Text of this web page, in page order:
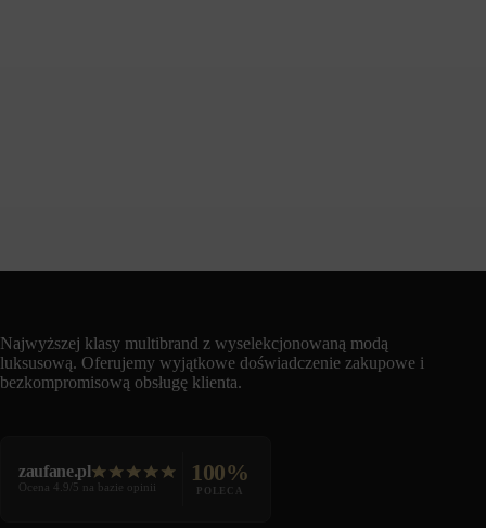
Najwyższej klasy multibrand z wyselekcjonowaną modą
luksusową. Oferujemy wyjątkowe doświadczenie zakupowe i
bezkompromisową obsługę klienta.
zaufane.pl
Ocena 4.9/5 na bazie opinii
100%
POLECA